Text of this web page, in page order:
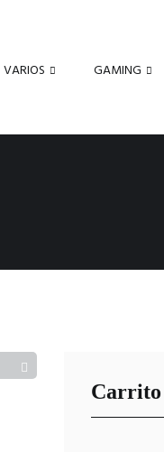
VARIOS GAMING
Carrito